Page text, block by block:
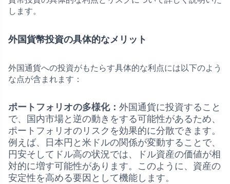
します。
外国貨幣投資の具体的なメリット
外国通貨への投資がもたらす具体的な利点には以下のよう
な点が含まれます：
ポートフォリオの多様化： 外国通貨に投資すること
で、国内市場と逆の動きをする可能性があるため、
ポートフォリオのリスクを効果的に分散できます。
例えば、日本円と米ドルの関係が変動することで、
円安そしてドル高の状況では、ドル資産の価値が相
対的に増す可能性があります。このように、資産の
安定性を高める要因として機能します。